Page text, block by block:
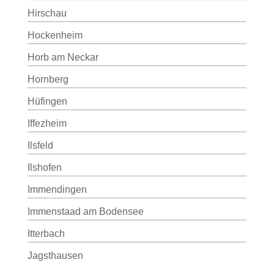
Hirschau
Hockenheim
Horb am Neckar
Hornberg
Hüfingen
Iffezheim
Ilsfeld
Ilshofen
Immendingen
Immenstaad am Bodensee
Itterbach
Jagsthausen